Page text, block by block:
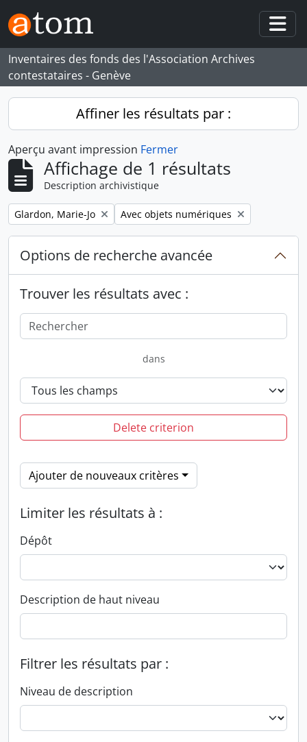
Skip to main content
Inventaires des fonds des l'Association Archives
contestataires - Genève
Affiner les résultats par :
Aperçu avant impression Fermer
Affichage de 1 résultats
Description archivistique
Remove filter:
Glardon, Marie-Jo Remove filter:
Avec objets numériques
Options de recherche avancée
Trouver les résultats avec :
dans
Delete criterion
Ajouter de nouveaux critères
Limiter les résultats à :
Dépôt
Description de haut niveau
Filtrer les résultats par :
Niveau de description